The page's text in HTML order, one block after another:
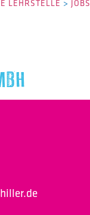
LEHRSTELLE > JOBS